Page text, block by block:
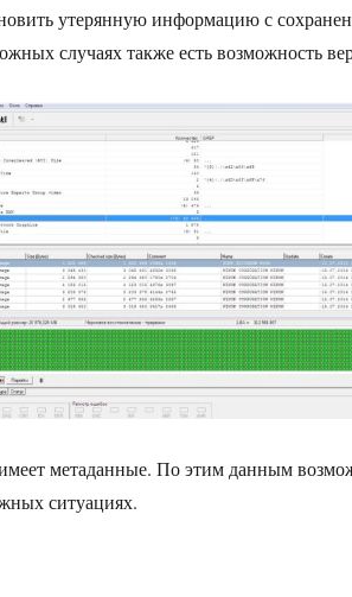
утерянную информацию с
случаях также есть возможность
метаданные. По этим данным
ситуациях.